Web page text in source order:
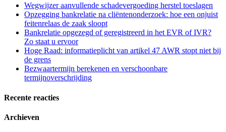
Wegwijzer aanvullende schadevergoeding herstel toeslagen
Opzegging bankrelatie na cliëntenonderzoek: hoe een onjuist
feitenrelaas de zaak sloopt
Bankrelatie opgezegd of geregistreerd in het EVR of IVR?
Zo staat u ervoor
Hoge Raad: informatieplicht van artikel 47 AWR stopt niet bij
de grens
Bezwaartermijn berekenen en verschoonbare
termijnoverschrijding
Recente reacties
Archieven